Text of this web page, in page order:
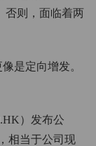
否则，面临着两
是定向增发。
）发布公
相当于公司现